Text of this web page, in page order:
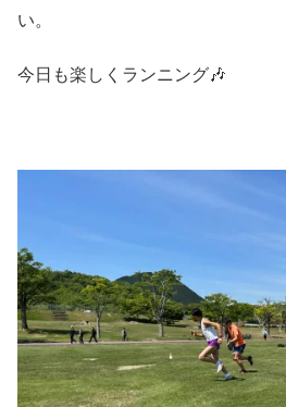
い。
今日も楽しくランニング🎶